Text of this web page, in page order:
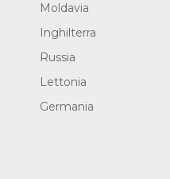
Moldavia
Inghilterra
Russia
Lettonia
Germania